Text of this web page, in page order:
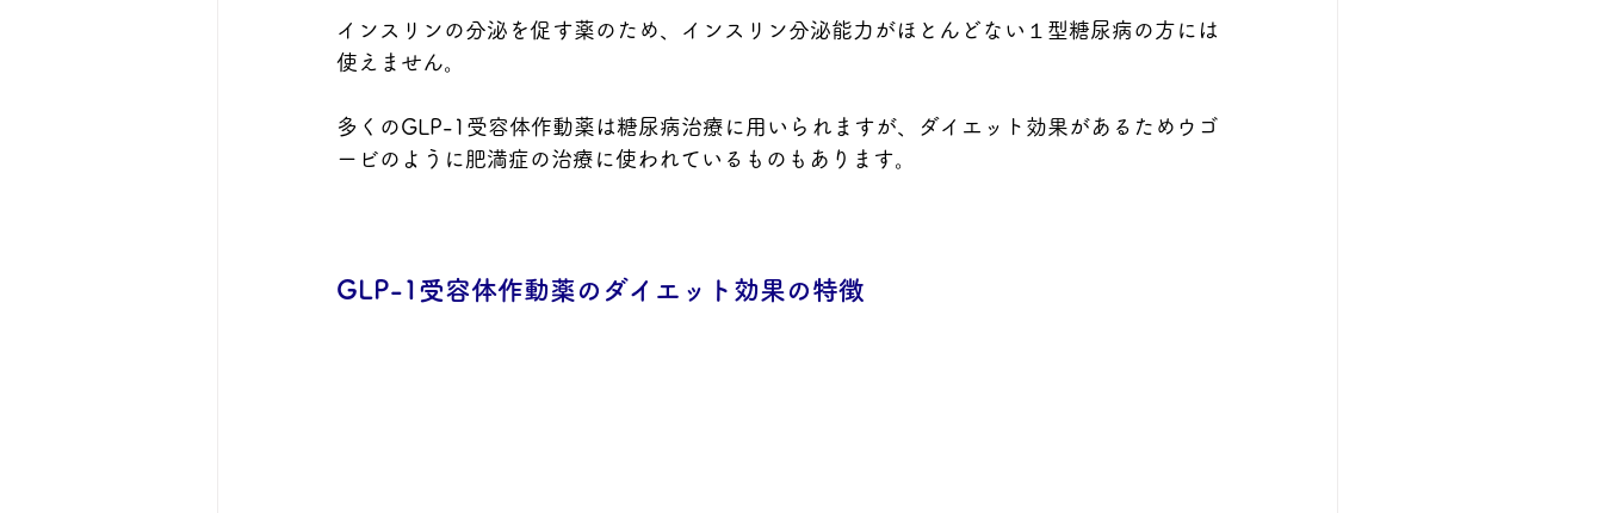
インスリンの分泌を促す薬のため、インスリン分泌能力がほとんどない１型糖尿病の方には
使えません。
多くのGLP-1受容体作動薬は糖尿病治療に用いられますが、ダイエット効果があるためウゴ
ービのように肥満症の治療に使われているものもあります。
GLP-1受容体作動薬のダイエット効果の特徴